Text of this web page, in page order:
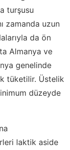
turşusu
zamanda uzun
da ön
Almanya ve
genelinde
tüketilir. Üstelik
düzeyde
laktik aside